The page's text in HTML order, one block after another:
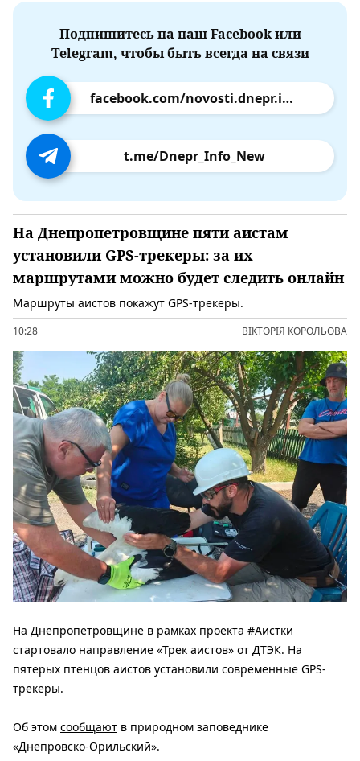
Подпишитесь на наш Facebook или
Telegram, чтобы быть всегда на связи
facebook.com/novosti.dnepr.info
t.me/Dnepr_Info_New
На Днепропетровщине пяти аистам
установили GPS-трекеры: за их
маршрутами можно будет следить онлайн
Маршруты аистов покажут GPS-трекеры.
10:28 ВІКТОРІЯ КОРОЛЬОВА
На Днепропетровщине в рамках проекта #Аистки
стартовало направление «Трек аистов» от ДТЭК. На
пятерых птенцов аистов установили современные GPS-
трекеры.
Об этом сообщают в природном заповеднике
«Днепровско-Орильский».